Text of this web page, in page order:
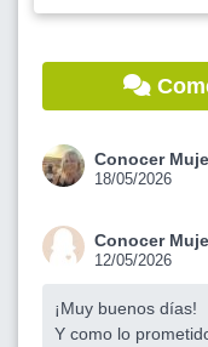
Conocer
18/05/2026
Conocer
12/05/2026
¡Muy buenos días!
Y como lo